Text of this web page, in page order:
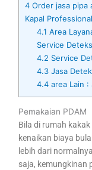
4 Order jasa pipa
Kapal Professional
4.1 Area
Service
4.2 Service
4.3Jasa
4.4area Lain :
Pemakaian PDAM
Bila di rumah
kenaikan biaya
lebih dari
saja, kemungkinan